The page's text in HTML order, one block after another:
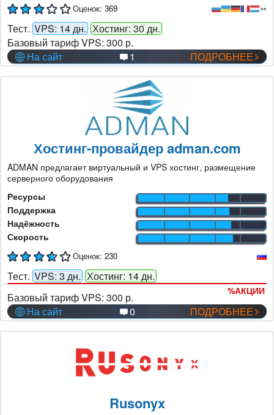
Оценок: 369
Тест. VPS: 14 дн. Хостинг: 30 дн.
Базовый тариф VPS: 300 р.
На сайт
1 ПОДРОБНЕЕ
Хостинг-провайдер adman.com
ADMAN предлагает виртуальный и VPS хостинг, размещение
серверного оборудования
Ресурсы
Поддержка
Надёжность
Скорость
Оценок: 230
Тест. VPS: 3 дн. Хостинг: 14 дн.
АКЦИИ
%
Базовый тариф VPS: 300 р.
На сайт
0 ПОДРОБНЕЕ
Rusonyx